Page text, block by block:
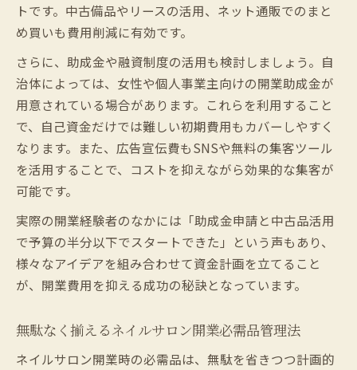
トです。中古備品やリースの活用、ネット通販でのまと
め買いも費用削減に有効です。
さらに、助成金や融資制度の活用も検討しましょう。自
治体によっては、女性や個人事業主向けの開業助成金が
用意されている場合があります。これらを利用すること
で、自己資金だけでは難しい初期費用もカバーしやすく
なります。また、広告宣伝費もSNSや無料の集客ツール
を活用することで、コストを抑えながら効果的な集客が
可能です。
実際の開業経験者のなかには「助成金申請と中古品活用
で予算の半分以下でスタートできた」という声もあり、
様々なアイデアを組み合わせて資金計画を立てること
が、開業費用を抑える成功の秘訣となっています。
無駄なく揃えるネイルサロン開業必需品管理法
ネイルサロン開業時の必需品は、無駄を省きつつ計画的